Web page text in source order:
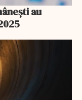
au